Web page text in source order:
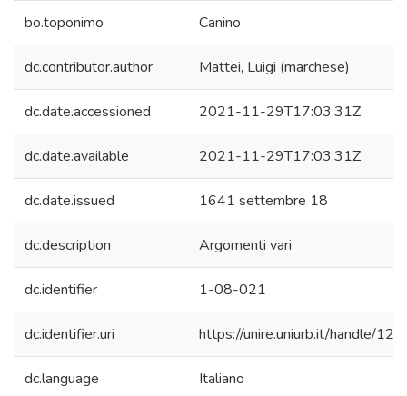
bo.toponimo Canino
dc.contributor.author Mattei, Luigi (marchese)
dc.date.accessioned 2021-11-29T17:03:31Z
dc.date.available 2021-11-29T17:03:31Z
dc.date.issued 1641 settembre 18
dc.description Argomenti vari
dc.identifier 1-08-021
dc.identifier.uri https://unire.uniurb.it/handle/
dc.language Italiano